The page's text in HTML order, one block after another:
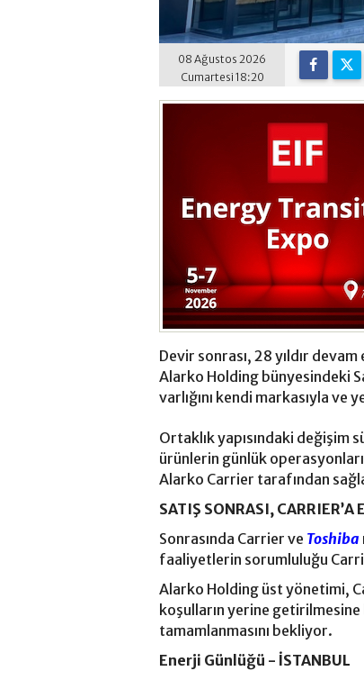
08 Ağustos 2026
Cumartesi 18:20
Devir sonrası, 28 yıldır
Alarko Holding bünyesindeki
varlığını kendi markasıyla
Ortaklık yapısındaki değişim
ürünlerin günlük
Alarko Carrier tarafından
SATIŞ SONRASI, CARRIER’A
Sonrasında Carrier ve Toshiba
faaliyetlerin sorumluluğu
Alarko Holding üst yönetimi,
koşulların yerine getirilmesine
tamamlanmasını bekliyor.
Enerji Günlüğü - İSTANBUL